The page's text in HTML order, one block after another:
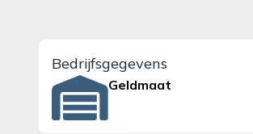
Bedrijfsgegevens
Geldmaat